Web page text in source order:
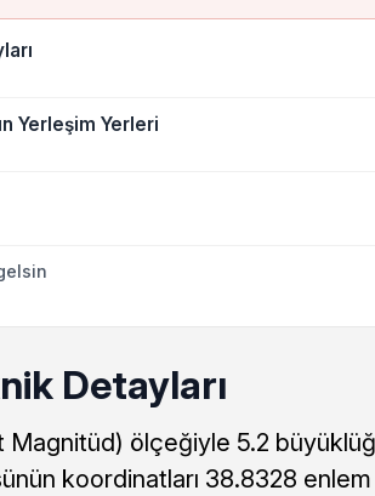
Yerleşim Yerleri
Detayları
ölçeğiyle 5.2
koordinatları 38.8328